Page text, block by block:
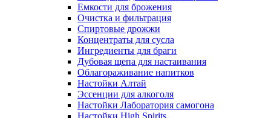
Емкости для брожения
Очистка и фильтрация
Спиртовые дрожжи
Концентраты для сусла
Ингредиенты для браги
Дубовая щепа для настаивания
Облагораживание напитков
Настойки Алтай
Эссенции для алкоголя
Настойки Лаборатория самогона
Настойки High Spirits